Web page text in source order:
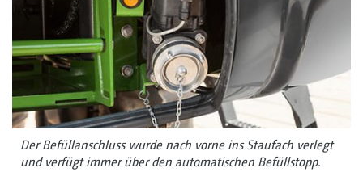
Der Befüllanschluss wurde nach vorne ins Staufach verlegt
und verfügt immer über den automatischen Befüllstopp.